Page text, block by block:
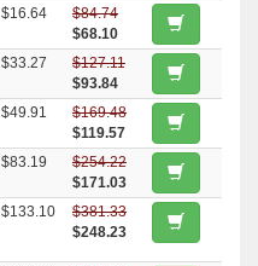
$16.64
$84.74
$68.10
$33.27
$127.11
$93.84
$49.91
$169.48
$119.57
$83.19
$254.22
$171.03
$133.10
$381.33
$248.23